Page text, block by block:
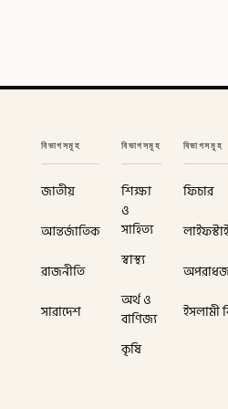
বিভাগসমূহ
জাতীয়
আন্তর্জাতিক
রাজনীতি
সারাদেশ
বিভাগসমূহ
শিক্ষা
ও
সাহিত্য
স্বাস্থ্য
অর্থ ও
বাণিজ্য
কৃষি
বিভাগসমূহ
ফিচার
ইসলামী